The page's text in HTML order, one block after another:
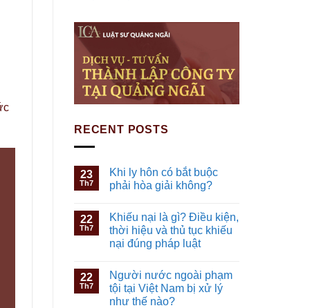
RECENT POSTS
23
Th7
Khi ly hôn có bắt buộc
phải hòa giải không?
22
Th7
Khiếu nại là gì? Điều kiện,
thời hiệu và thủ tục khiếu
nại đúng pháp luật
22
Th7
Người nước ngoài phạm
tội tại Việt Nam bị xử lý
như thế nào?